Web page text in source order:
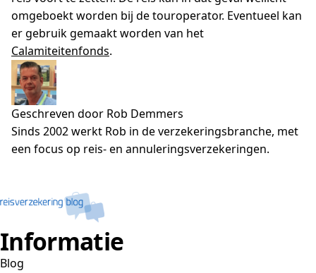
omgeboekt worden bij de touroperator. Eventueel kan
er gebruik gemaakt worden van het
Calamiteitenfonds.
Geschreven door Rob Demmers
Sinds 2002 werkt Rob in de verzekeringsbranche, met
een focus op reis- en annuleringsverzekeringen.
Informatie
Blog